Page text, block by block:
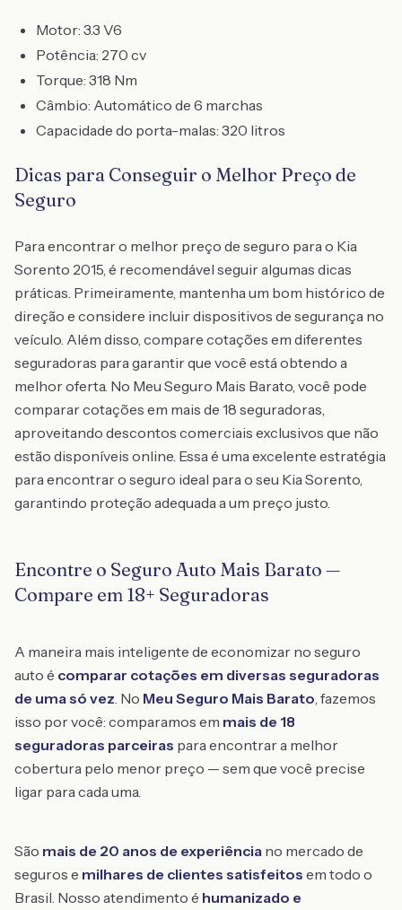
Motor: 3.3 V6
Potência: 270 cv
Torque: 318 Nm
Câmbio: Automático de 6 marchas
Capacidade do porta-malas: 320 litros
Dicas para Conseguir o Melhor Preço de
Seguro
Para encontrar o melhor preço de seguro para o Kia
Sorento 2015, é recomendável seguir algumas dicas
práticas. Primeiramente, mantenha um bom histórico de
direção e considere incluir dispositivos de segurança no
veículo. Além disso, compare cotações em diferentes
seguradoras para garantir que você está obtendo a
melhor oferta. No Meu Seguro Mais Barato, você pode
comparar cotações em mais de 18 seguradoras,
aproveitando descontos comerciais exclusivos que não
estão disponíveis online. Essa é uma excelente estratégia
para encontrar o seguro ideal para o seu Kia Sorento,
garantindo proteção adequada a um preço justo.
Encontre o Seguro Auto Mais Barato —
Compare em 18+ Seguradoras
A maneira mais inteligente de economizar no seguro
auto é comparar cotações em diversas seguradoras
de uma só vez. No Meu Seguro Mais Barato, fazemos
isso por você: comparamos em mais de 18
seguradoras parceiras para encontrar a melhor
cobertura pelo menor preço — sem que você precise
ligar para cada uma.
São mais de 20 anos de experiência no mercado de
seguros e milhares de clientes satisfeitos em todo o
Brasil. Nosso atendimento é humanizado e